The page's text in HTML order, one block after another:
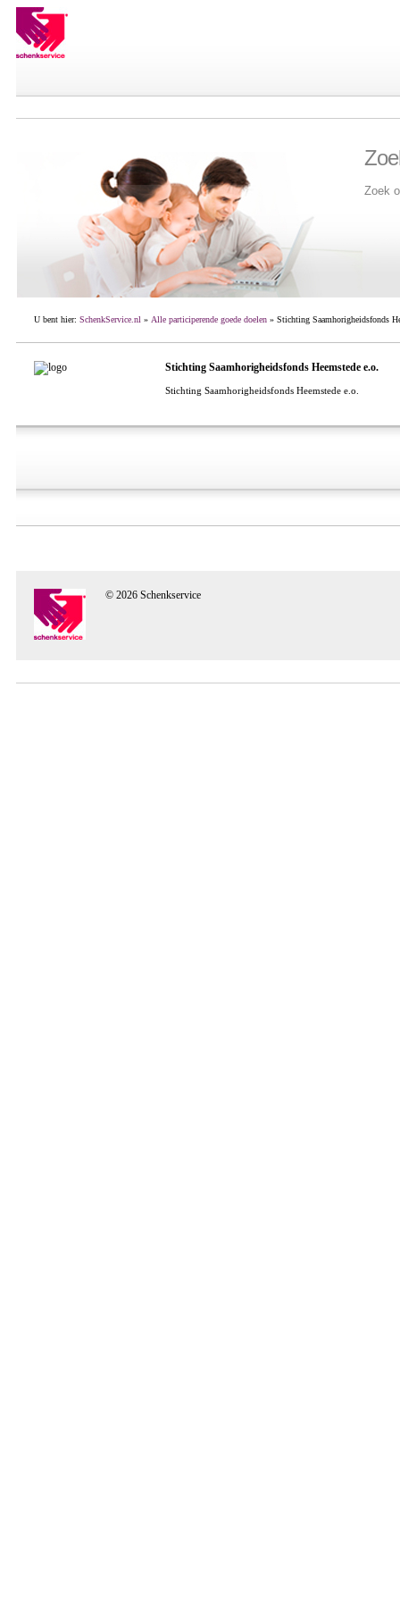
Zoek
U bent hier: SchenkService.nl » Alle participerende goede doelen» Stichting Saamhorigheidsfonds
Stichting Saamhorigheidsfonds Heemstede e.o.
Stichting Saamhorigheidsfonds Heemstede e.o.
© 2026 Schenkservice